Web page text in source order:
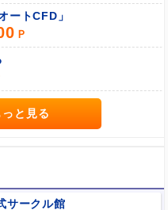
ートCFD」
と見る
サークル館